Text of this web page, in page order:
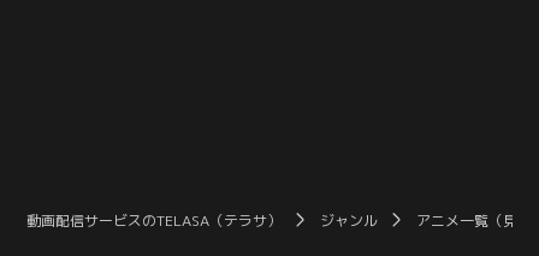
動画配信サービスのTELASA（テラサ） ジャンル アニメ一覧（見放